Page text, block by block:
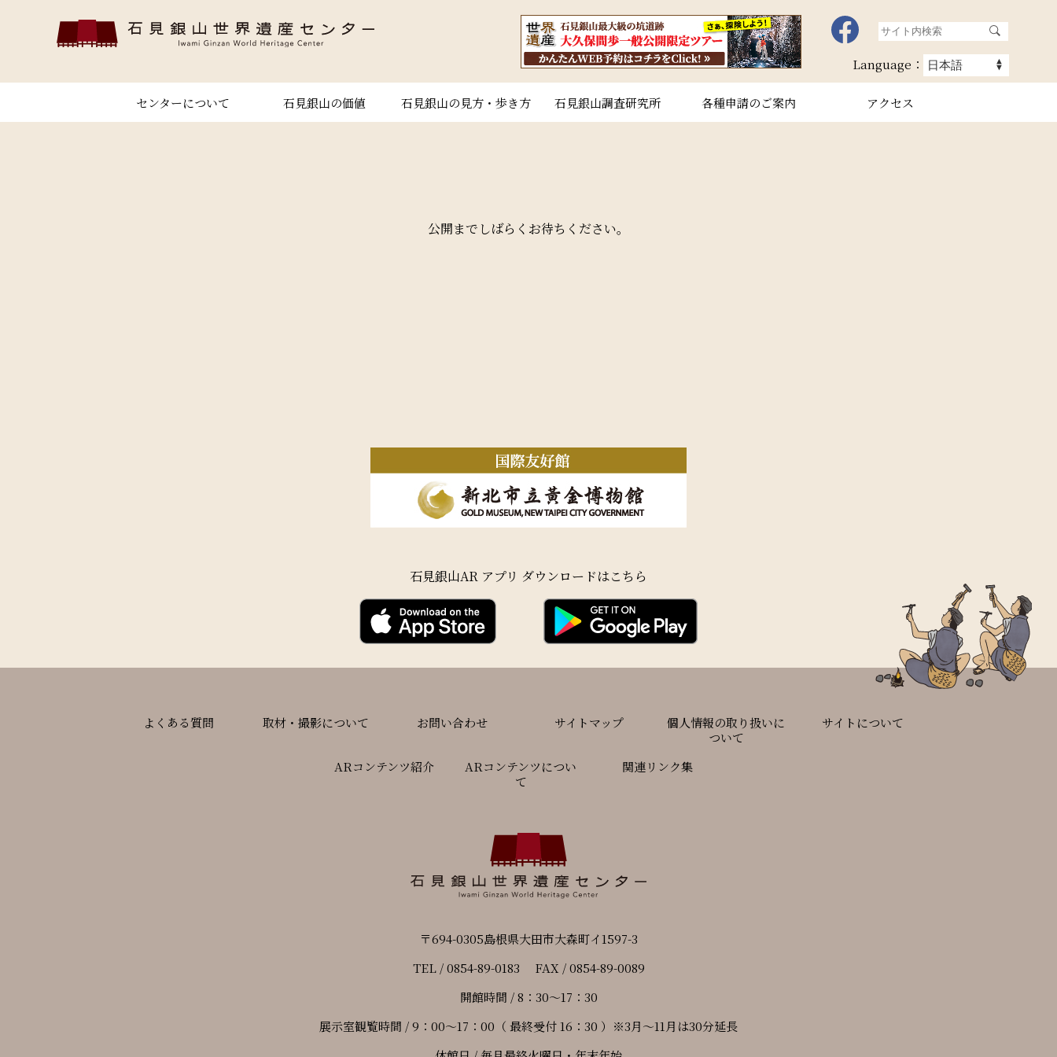
Language：
センターについて 石見銀山の価値 石見銀山の見方・歩き方 石見銀山調査研究所 各種申請のご案内 アクセス
公開までしばらくお待ちください。
石見銀山AR アプリ ダウンロードはこちら
よくある質問 取材・撮影について お問い合わせ サイトマップ
個人情報の取り扱いに
ついて
サイトについて
ARコンテンツ紹介
ARコンテンツについ
て
関連リンク集
〒694-0305島根県大田市大森町イ1597-3
TEL / 0854-89-0183 FAX / 0854-89-0089
開館時間 / 8：30～17：30
展示室観覧時間 / 9：00～17：00（ 最終受付 16：30 ）※3月～11月は30分延長